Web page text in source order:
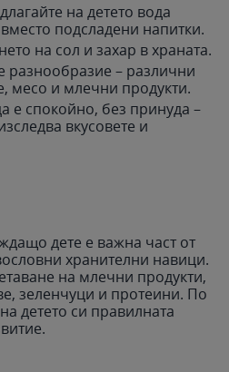
на детето вода
подсладени напитки.
на сол и захар в храната.
разнообразие – различни
месо и млечни продукти.
е спокойно, без принуда –
вкусовете и
дете е важна част от
хранителни навици.
на млечни продукти,
зеленчуци и протеини. По
детето си правилната